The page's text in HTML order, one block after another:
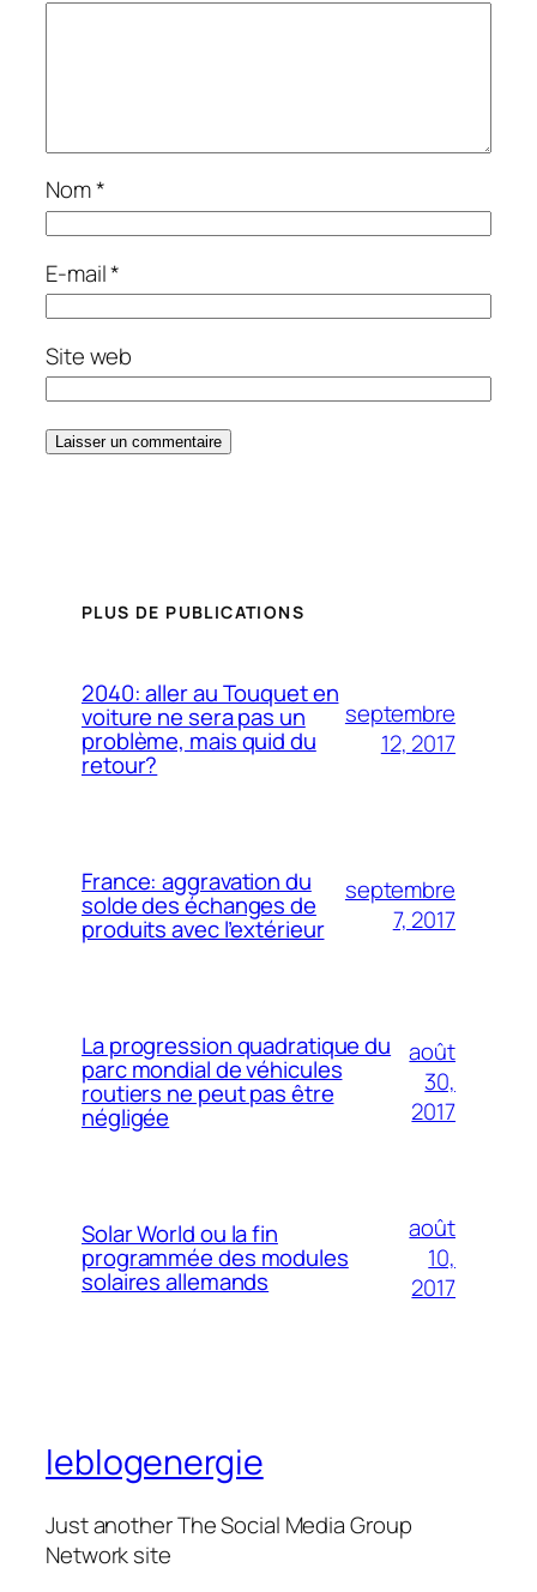
Nom*
E-mail*
Site web
PLUS DE PUBLICATIONS
2040: aller au Touquet en
voiture ne sera pas un
problème, mais quid du
retour?
septembre
12, 2017
France: aggravation du
solde des échanges de
produits avec l’extérieur
septembre
7, 2017
La progression quadratique du
parc mondial de véhicules
routiers ne peut pas être
négligée
août
30,
2017
Solar World ou la fin
programmée des modules
solaires allemands
août
10,
2017
leblogenergie
Just another The Social Media Group
Network site